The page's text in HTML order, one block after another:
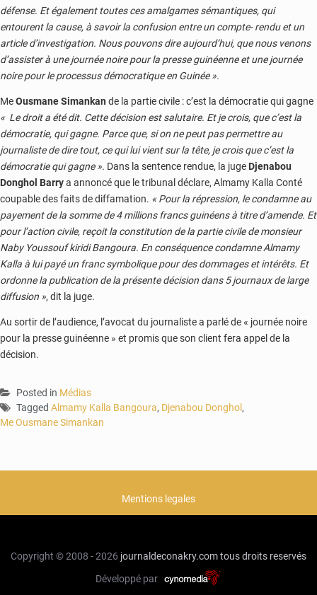
défense. Et également toutes ces amalgames sémantiques, qui
entourent la cause, à savoir la confusion entre un compte- rendu et un
article d’investigation. Nous pouvons dire aujourd’hui, que nous venons
d’assister à une journée noire pour la presse guinéenne et une journée
noire pour le processus démocratique en Guinée ».
MeOusmane Simankan de la partie civile : c’est la démocratie qui gagne
« Le droit a été dit. Cette décision est salutaire. Et je crois, que c’est la
démocratie, qui gagne. Parce que, si on ne peut pas permettre au
journaliste de dire tout, ce qui lui vient sur la tête, je crois que c’est la
démocratie qui gagne ». Dans la sentence rendue, la juge Djenabou
Donghol Barrya annoncé que le tribunal déclare, Almamy Kalla Conté
coupable des faits de diffamation. « Pour la répression, le condamne au
payement de la somme de 4 millions francs guinéens à titre d’amende. Et
pour l’action civile, reçoit la constitution de la partie civile de monsieur
Naby Youssouf kiridi Bangoura. En conséquence condamne Almamy
Kalla à lui payé un franc symbolique pour des dommages et intérêts. Et
ordonne la publication de la présente décision dans 5 journaux de large
diffusion », dit la juge.
Au sortir de l’audience, l’avocat du journaliste a parlé de « journée noire
pour la presse guinéenne » et promis que son client fera appel de la
décision.
Posted in Médias
Tagged Almamy Kalla Bangoura, Djenabou Donghol ,
Me Ousmane Simankan
Mentions legales
Copyright © 2008 - 2026 journaldeconakry.comtous droits reservés
Développé par